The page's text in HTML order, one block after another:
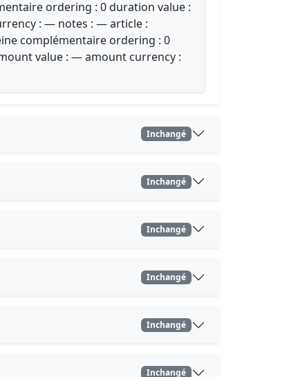
ordering : 0 duration value :
: — notes : — article :
complémentaire ordering : 0
value : — amount currency :
Inchangé
Inchangé
Inchangé
Inchangé
Inchangé
Inchangé